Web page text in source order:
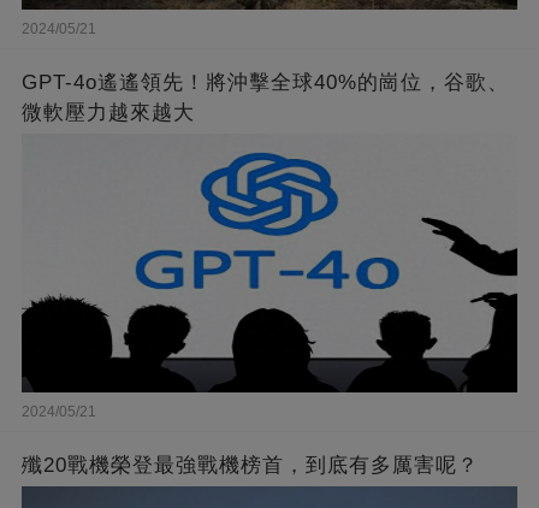
2024/05/21
GPT-4o遙遙領先！將沖擊全球40%的崗位，谷歌、
微軟壓力越來越大
2024/05/21
殲20戰機榮登最強戰機榜首，到底有多厲害呢？